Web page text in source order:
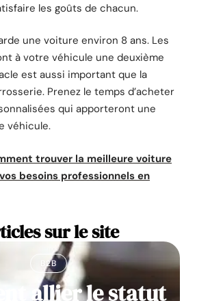
les goûts de chacun.
une voiture environ 8 ans. Les
à votre véhicule une deuxième
est aussi important que la
Prenez le temps d’acheter
qui apporteront une
véhicule.
trouver la meilleure voiture
besoins professionnels en
sur le site
B2B
allier le statut